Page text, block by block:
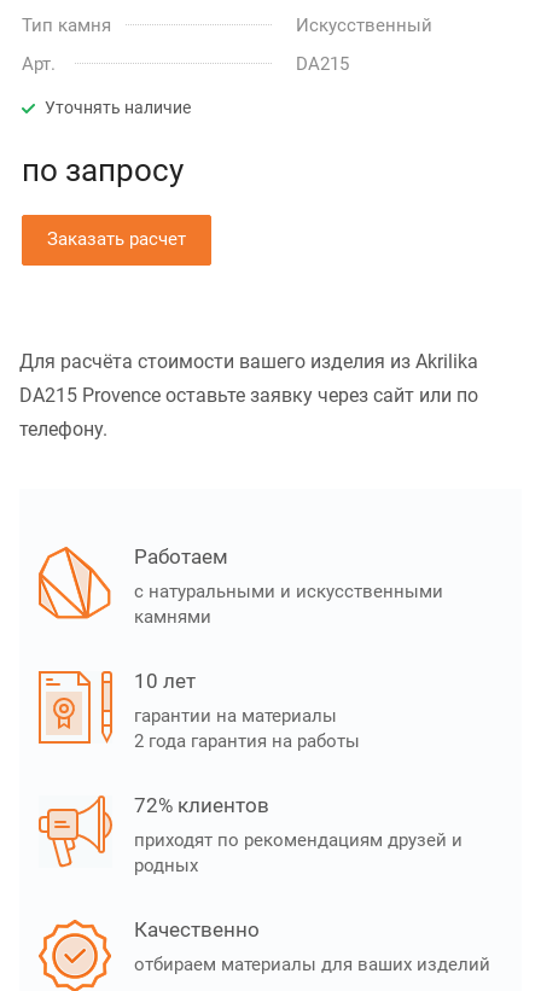
Тип камня
Искусственный
Арт.
DA215
Уточнять наличие
по запросу
Заказать расчет
Для расчёта стоимости вашего изделия из Akrilika
DA215 Provence оставьте заявку через сайт или по
телефону.
Работаем
с натуральными и искусственными
камнями
10 лет
гарантии на материалы
2 года гарантия на работы
72% клиентов
приходят по рекомендациям друзей и
родных
Качественно
отбираем материалы для ваших изделий